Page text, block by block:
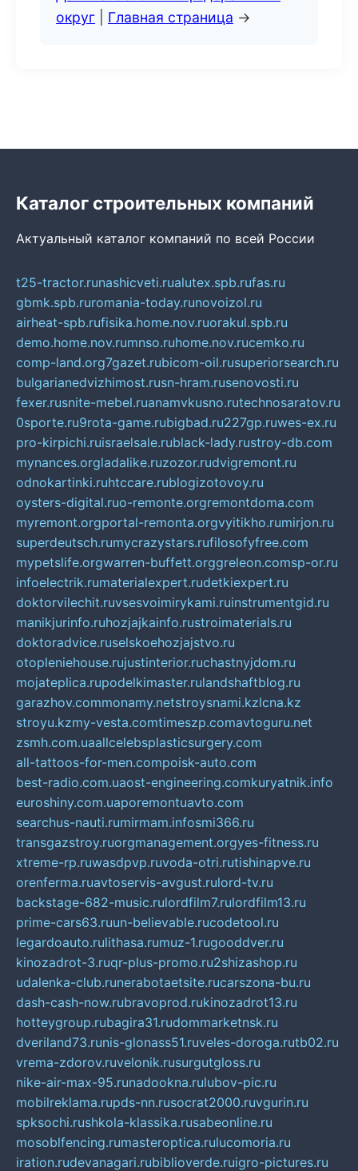
округ
Главная страница →
Каталог строительных компаний
Актуальный каталог компаний по всей России
t25-tractor.runashicveti.rualutex.spb.rufas.ru
gbmk.spb.ruromania-today.runovoizol.ru
airheat-spb.rufisika.home.nov.ruorakul.spb.ru
demo.home.nov.rumnso.ruhome.nov.rucemko.ru
comp-land.org7gazet.rubicom-oil.rusuperiorsearch.ru
bulgarianedvizhimost.rusn-hram.rusenovosti.ru
fexer.rusnite-mebel.ruanamvkusno.rutechnosaratov.ru
0sporte.ru9rota-game.rubigbad.ru227gp.ruwes-ex.ru
pro-kirpichi.ruisraelsale.rublack-lady.rustroy-db.com
mynances.orgladalike.ruzozor.rudvigremont.ru
odnokartinki.ruhtccare.rublogizotovoy.ru
oysters-digital.ruo-remonte.orgremontdoma.com
myremont.orgportal-remonta.orgvyitikho.rumirjon.ru
superdeutsch.rumycrazystars.rufilosofyfree.com
mypetslife.orgwarren-buffett.orggreleon.comsp-or.ru
infoelectrik.rumaterialexpert.rudetkiexpert.ru
doktorvilechit.ruvsesvoimirykami.ruinstrumentgid.ru
manikjurinfo.ruhozjajkainfo.rustroimaterials.ru
doktoradvice.ruselskoehozjajstvo.ru
otopleniehouse.rujustinterior.ruchastnyjdom.ru
mojateplica.rupodelkimaster.rulandshaftblog.ru
garazhov.commonamy.netstroysnami.kzlcna.kz
stroyu.kzmy-vesta.comtimeszp.comavtoguru.net
zsmh.com.uaallcelebsplasticsurgery.com
all-tattoos-for-men.compoisk-auto.com
best-radio.com.uaost-engineering.comkuryatnik.info
euroshiny.com.uaporemontuavto.com
searchus-nauti.rumirmam.infosmi366.ru
transgazstroy.ruorgmanagement.orgyes-fitness.ru
xtreme-rp.ruwasdpvp.ruvoda-otri.rutishinapve.ru
orenferma.ruavtoservis-avgust.rulord-tv.ru
backstage-682-music.rulordfilm7.rulordfilm13.ru
prime-cars63.ruun-believable.rucodetool.ru
legardoauto.rulithasa.rumuz-1.rugooddver.ru
kinozadrot-3.ruqr-plus-promo.ru2shizashop.ru
udalenka-club.runerabotaetsite.rucarszona-bu.ru
dash-cash-now.rubravoprod.rukinozadrot13.ru
hotteygroup.rubagira31.rudommarketnsk.ru
dveriland73.runis-glonass51.ruveles-doroga.rutb02.ru
vrema-zdorov.ruvelonik.rusurgutgloss.ru
nike-air-max-95.runadookna.rulubov-pic.ru
mobilreklama.rupds-nn.rusocrat2000.ruvgurin.ru
spksochi.rushkola-klassika.rusabeonline.ru
mosoblfencing.rumasteroptica.rulucomoria.ru
iration.rudevanagari.rubiblioverde.ruigro-pictures.ru